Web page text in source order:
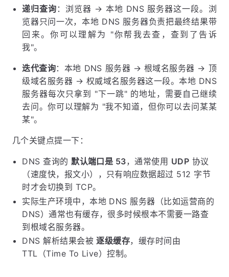
递归查询 ：浏览器 → 本地 DNS 服务器这一段。浏
览器只问一次，本地 DNS 服务器负责把最终结果带
回来。你可以理解为 "你帮我去查，查到了告诉
我"。
迭代查询：本地 DNS 服务器 → 根域名服务器 → 顶
级域名服务器 → 权威域名服务器这一段。本地 DNS
服务器每次只拿到 "下一跳" 的地址，需要自己继续
去问。你可以理解为 "我不知道，但你可以去问某某
某"。
几个关键点提一下：
DNS 查询的 默认端口是 53，通常使用 UDP 协议
（速度快，报文小），只有响应数据超过 512 字节
时才会切换到 TCP。
实际生产环境中，本地 DNS 服务器（比如运营商的
DNS）通常也有缓存，很多时候根本不需要一路查
到根域名服务器。
DNS 解析结果会被逐级缓存，缓存时间由
TTL（Time To Live）控制。